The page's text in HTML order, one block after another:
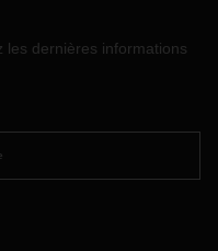
les dernières informations